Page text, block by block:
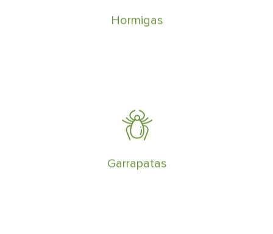
Hormigas
Garrapatas
Controlar y eliminar correctamente
plagas de garrapatas, requiere de un